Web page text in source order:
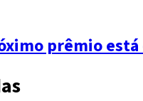
prêmio